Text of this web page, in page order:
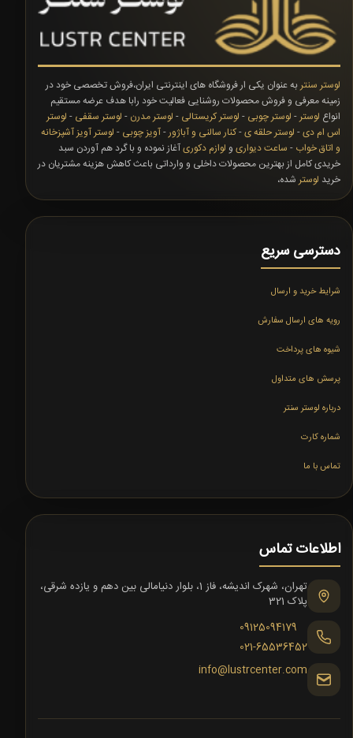
لوستر سنتر به عنوان یکی ار فروشگاه های اینترنتی ایران،فروش تخصصی خود در
زمینه معرفی و فروش محصولات روشنایی فعالیت خود رابا هدف عرضه مستقیم
انواع لوستر - لوستر چوبی - لوستر کریستالی - لوستر مدرن - لوستر سقفی - لوستر
اس ام دی- لوستر حلقه ی-کنار سالنی و آباژور-آویز چوبی - لوستر آویز آشپزخانه
و اتاق خواب - ساعت دیواری و لوازم دکوریآغاز نموده و با گرد هم آوردن سبد
خریدی کامل از بهترین محصولات داخلی و وارداتی باعث کاهش هزینه مشتریان در
خرید لوستر شده،
دسترسی سریع
شرایط خرید و ارسال
رویه های ارسال سفارش
شیوه های پرداخت
پرسش های متداول
درباره لوستر سنتر
شماره کارت
تماس با ما
اطلاعات تماس
تهران، شهرک اندیشه، فاز 1، بلوار دنیامالی بین دهم و یازده شرقی،
پلاک 321
09125094179
021-65536452
info@lustrcenter.com